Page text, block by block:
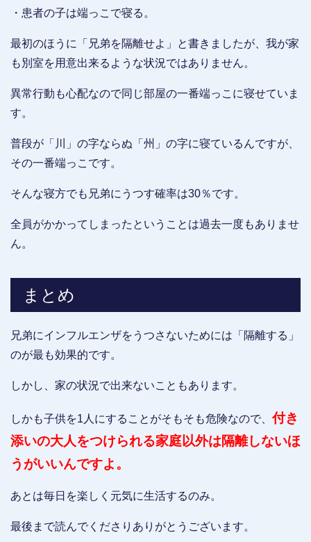
・患者の子は端っこで寝る。
最初のほうに「兄弟を隔離せよ」と書きましたが、我が家
も別室を用意出来るような状況ではありません。
異常行動も心配なので同じ部屋の一番端っこに寝せていま
す。
普段が「川」の字ならぬ「州」の字に寝ているんですが、
その一番端っこです。
そんな寝方でも兄弟にうつす確率は30％です。
全員がかかってしまったということは過去一度もありませ
ん。
まとめ
兄弟にインフルエンザをうつさないためには「隔離する」
のが最も効果的です。
しかし、家の状況で出来ないこともあります。
しかも子供を1人にすることがそもそも危険なので、 付き
添いの大人をつけられる家庭以外は隔離しないほ
うがいいんですよ。
あとは毎日を楽しく元気に生活するのみ。
最後まで読んでくださりありがとうございます。